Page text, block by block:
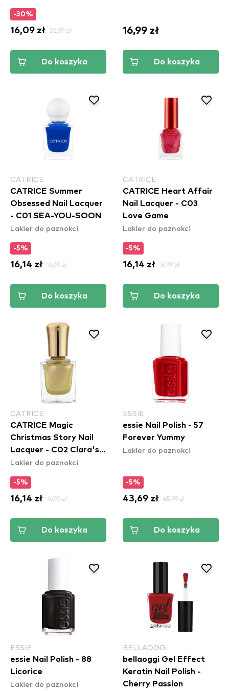
-30%
16,09 zł 22,99 zł
Do koszyka
16,99 zł
Do koszyka
CATRICE
CATRICE Summer
Obsessed Nail Lacquer
- C01 SEA-YOU-SOON
Lakier do paznokci
-5%
16,14 zł 16,99 zł
Do koszyka
CATRICE
CATRICE Heart Affair
Nail Lacquer - C03
Love Game
Lakier do paznokci
-5%
16,14 zł 16,99 zł
Do koszyka
CATRICE
CATRICE Magic
Christmas Story Nail
Lacquer - C02 Clara's
Adventures
Lakier do paznokci
-5%
16,14 zł 16,99 zł
Do koszyka
ESSIE
essie Nail Polish - 57
Forever Yummy
Lakier do paznokci
-5%
43,69 zł 45,99 zł
Do koszyka
ESSIE
essie Nail Polish - 88
Licorice
Lakier do paznokci
BELLAOGGI
bellaoggi Gel Effect
Keratin Nail Polish -
Cherry Passion